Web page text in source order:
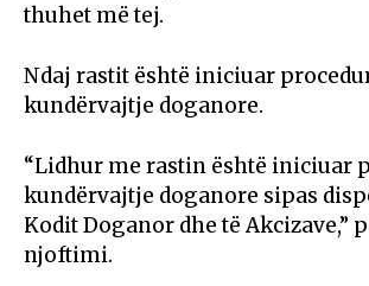
thuhet më tej.
Ndaj rastit është iniciuar
kundërvajtje doganore.
“Lidhur me rastin është iniciuar
kundërvajtje doganore sipas
Kodit Doganor dhe të Akcizave,”
njoftimi.